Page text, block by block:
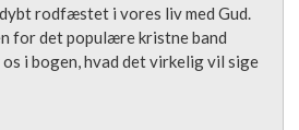
rodfæstet i vores liv med Gud.
for det populære kristne band
i bogen, hvad det virkelig vil sige